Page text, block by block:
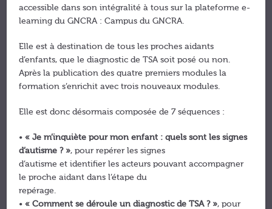
accessible dans son intégralité à tous sur la plateforme e-
learning du GNCRA : Campus du GNCRA.
Elle est à destination de tous les proches aidants
d’enfants, que le diagnostic de TSA soit posé ou non.
Après la publication des quatre premiers modules la
formation s’enrichit avec trois nouveaux modules.
Elle est donc désormais composée de 7 séquences :
•« Je m’inquiète pour mon enfant : quels sont les signes
d’autisme ? », pour repérer les signes
d’autisme et identifier les acteurs pouvant accompagner
le proche aidant dans l’étape du
repérage.
•« Comment se déroule un diagnostic de TSA ? », pour